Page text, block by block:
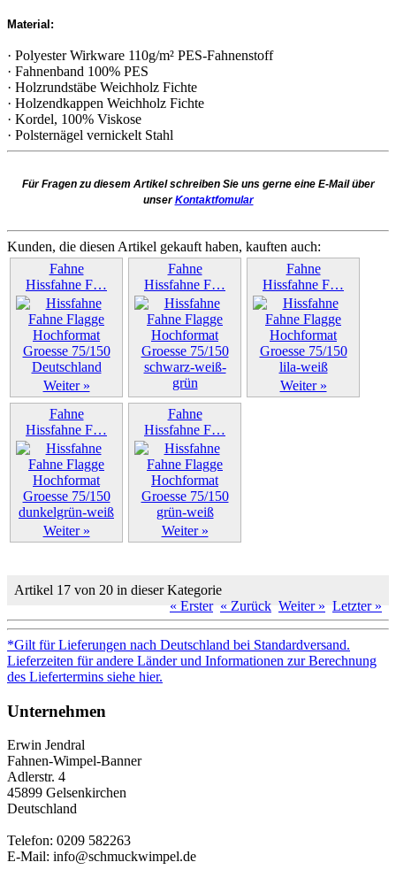
Material:
· Polyester Wirkware 110g/m² PES-Fahnenstoff
· Fahnenband 100% PES
· Holzrundstäbe Weichholz Fichte
· Holzendkappen Weichholz Fichte
· Kordel, 100% Viskose
· Polsternägel vernickelt Stahl
Für Fragen zu diesem Artikel schreiben Sie uns gerne eine E-Mail über
unserKontaktfomular
Kunden, die diesen Artikel gekauft haben, kauften auch:
Fahne
Hissfahne F…
Weiter »
Fahne
Hissfahne F…
Weiter »
Fahne
Hissfahne F…
Weiter »
Fahne
Hissfahne F…
Weiter »
Fahne
Hissfahne F…
Weiter »
Artikel 17 von 20 in dieser Kategorie
« Erster « Zurück Weiter » Letzter »
*Gilt für Lieferungen nach Deutschland bei Standardversand.
Lieferzeiten für andere Länder und Informationen zur Berechnung
des Liefertermins siehe hier.
Unternehmen
Erwin Jendral
Fahnen-Wimpel-Banner
Adlerstr. 4
45899 Gelsenkirchen
Deutschland
Telefon: 0209 582263
E-Mail: info@schmuckwimpel.de